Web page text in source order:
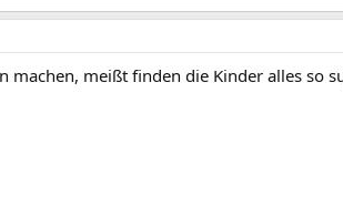
machen, meißt finden die Kinder alles so